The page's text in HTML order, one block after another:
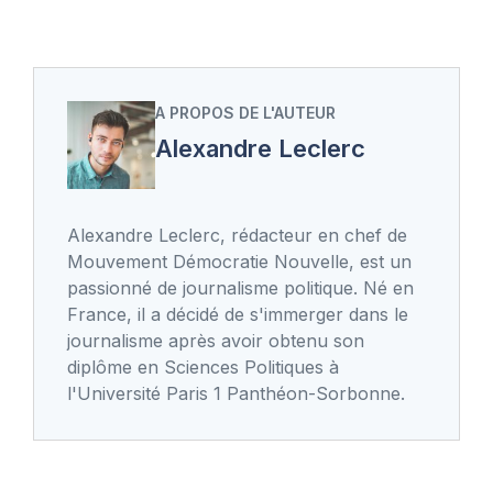
A PROPOS DE L'AUTEUR
Alexandre Leclerc
Alexandre Leclerc, rédacteur en chef de
Mouvement Démocratie Nouvelle, est un
passionné de journalisme politique. Né en
France, il a décidé de s'immerger dans le
journalisme après avoir obtenu son
diplôme en Sciences Politiques à
l'Université Paris 1 Panthéon-Sorbonne.